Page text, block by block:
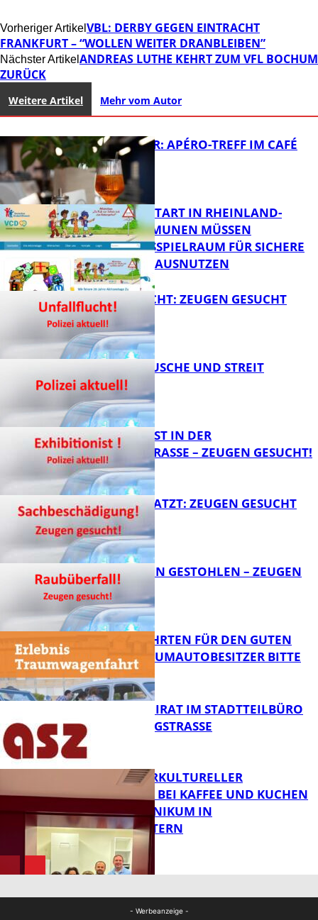
Vorheriger Artikel VBL: DERBY GEGEN EINTRACHT
FRANKFURT – “WOLLEN WEITER DRANBLEIBEN”
Nächster Artikel ANDREAS LUTHE KEHRT ZUM VFL BOCHUM
ZURÜCK
Weitere Artikel Mehr vom Autor
FB Kultur
HOT SUMMER: APÉRO-TREFF IM CAFÉ
LUMA
ZUM SCHULSTART IN RHEINLAND-
PFALZ: KOMMUNEN MÜSSEN
HANDLUNGSSPIELRAUM FÜR SICHERE
SCHULWEGE AUSNUTZEN
UNFALLFLUCHT: ZEUGEN GESUCHT
KNALLGERÄUSCHE UND STREIT
EXHIBITIONIST IN DER
VELMANNSTRASSE – ZEUGEN GESUCHT!
AUTO ZERKRATZT: ZEUGEN GESUCHT
FB News
TEURE KETTEN GESTOHLEN – ZEUGEN
GESUCHT!
FB News
SPENDENFAHRTEN FÜR DEN GUTEN
ZWECK – TRAUMAUTOBESITZER BITTE
MELDEN!
FB News
SENIORENBEIRAT IM STADTTEILBÜRO
IN DER KÖNIGSTRASSE
NEUER INTERKULTURELLER
TREFFPUNKT BEI KAFFEE UND KUCHEN
IM PFALZKLINIKUM IN
KAISERSLAUTERN
- Werbeanzeige -